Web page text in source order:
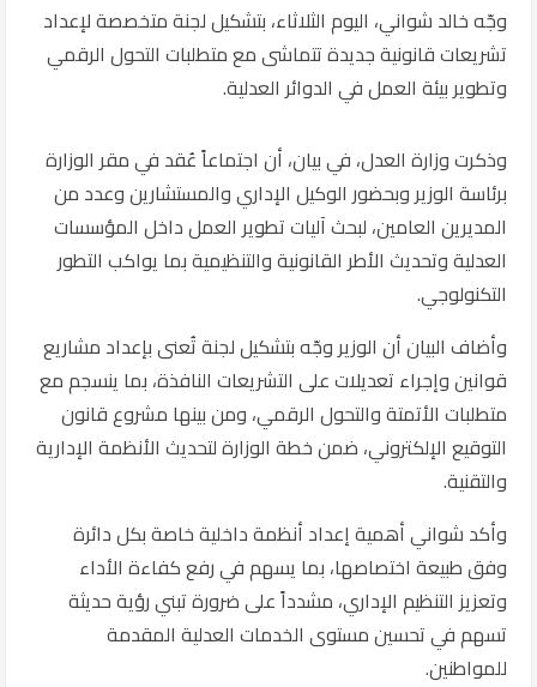
وجّهخالد شواني، اليوم الثلاثاء، بتشكيل لجنة متخصصة لإعداد
تشريعات قانونية جديدة تتماشى مع متطلبات التحول الرقمي
وتطوير بيئة العمل في الدوائر العدلية.
وذكرتوزارة العدل، في بيان، أن اجتماعاً عُقد في مقر الوزارة
برئاسة الوزير وبحضور الوكيل الإداري والمستشارين وعدد من
المديرين العامين، لبحث آليات تطوير العمل داخل المؤسسات
العدلية وتحديث الأطر القانونية والتنظيمية بما يواكب التطور
التكنولوجي.
وأضاف البيان أن الوزير وجّه بتشكيل لجنة تُعنى بإعداد مشاريع
قوانين وإجراء تعديلات على التشريعات النافذة، بما ينسجم مع
متطلبات الأتمتة والتحول الرقمي، ومن بينها مشروع قانون
التوقيع الإلكتروني، ضمن خطة الوزارة لتحديث الأنظمة الإدارية
والتقنية.
وأكد شواني أهمية إعداد أنظمة داخلية خاصة بكل دائرة
وفق طبيعة اختصاصها، بما يسهم في رفع كفاءة الأداء
وتعزيز التنظيم الإداري، مشدداً على ضرورة تبني رؤية حديثة
تسهم في تحسين مستوى الخدمات العدلية المقدمة
للمواطنين.